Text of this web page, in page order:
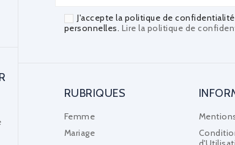
J'accepte la politique de
personnelles. Lire la politique de
RUBRIQUES
Femme
Mariage